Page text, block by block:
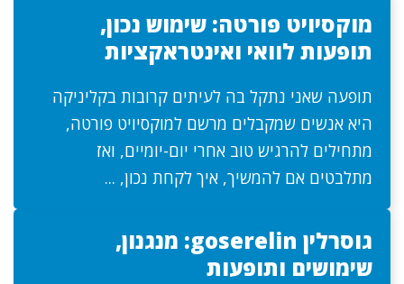
מוקסיויט פורטה: שימוש נכון,
תופעות לוואי ואינטראקציות
תופעה שאני נתקל בה לעיתים קרובות בקליניקה
היא אנשים שמקבלים מרשם למוקסיויט פורטה,
מתחילים להרגיש טוב אחרי יום-יומיים, ואז
מתלבטים אם להמשיך, איך לקחת נכון, ...
גוסרלין goserelin: מנגנון,
שימושים ותופעות